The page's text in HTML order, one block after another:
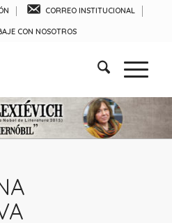
CORREO INSTITUCIONAL
CON NOSOTROS